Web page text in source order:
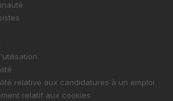
relative aux candidatures à un emploi
relatif aux cookies